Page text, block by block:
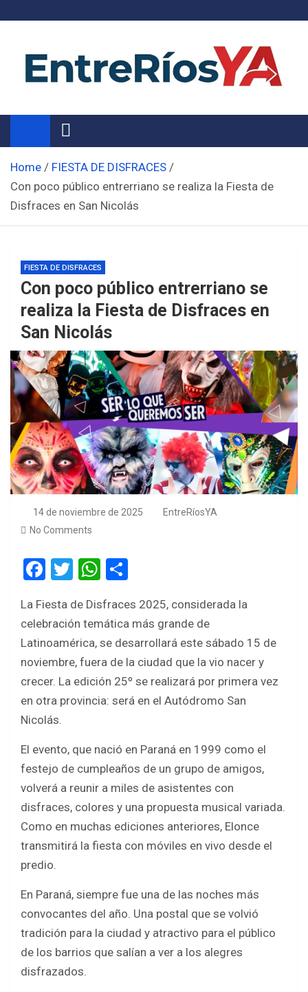
Noticias de Entre Ríos
Información de toda la provincia ahora
Home
FIESTA DE DISFRACES
Con poco público entrerriano se realiza la Fiesta de
Disfraces en San Nicolás
FIESTA DE DISFRACES
Con poco público entrerriano se
realiza la Fiesta de Disfraces en
San Nicolás
14 de noviembre de 2025
EntreRíosYA
No Comments
F
ce
b
o
o
k
T
tt
er
W
at
s
A
p
p
ar
e
La Fiesta de Disfraces 2025, considerada la
celebración temática más grande de
Latinoamérica, se desarrollará este sábado 15 de
noviembre, fuera de la ciudad que la vio nacer y
crecer. La edición 25º se realizará por primera vez
en otra provincia: será en el Autódromo San
Nicolás.
El evento, que nació en Paraná en 1999 como el
festejo de cumpleaños de un grupo de amigos,
volverá a reunir a miles de asistentes con
disfraces, colores y una propuesta musical variada.
Como en muchas ediciones anteriores, Elonce
transmitirá la fiesta con móviles en vivo desde el
predio.
En Paraná, siempre fue una de las noches más
convocantes del año. Una postal que se volvió
tradición para la ciudad y atractivo para el público
de los barrios que salían a ver a los alegres
disfrazados.